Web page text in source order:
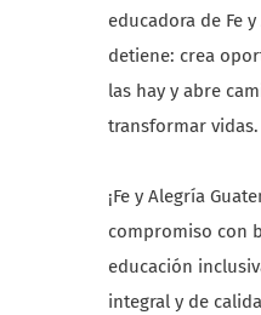
educadora de Fe
detiene: crea
las hay y abre
transformar vidas.
¡Fe y Alegría
compromiso con
educación
integral y de